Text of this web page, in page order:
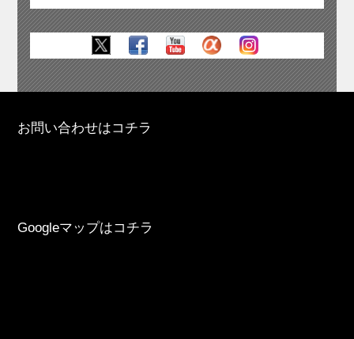
お問い合わせはコチラ
Googleマップはコチラ